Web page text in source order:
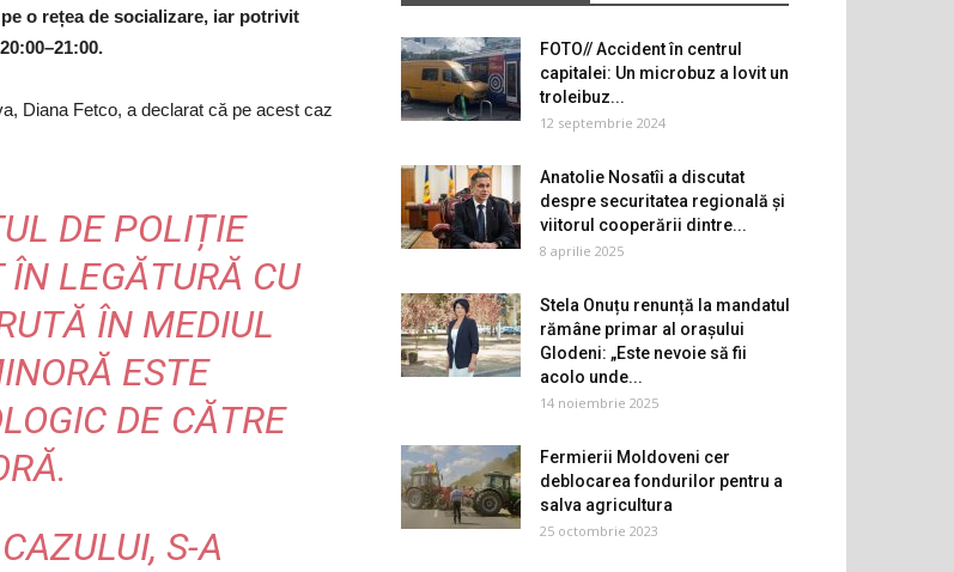
o rețea de socializare, iar potrivit
Diana Fetco, a declarat că pe acest caz
DE POLIȚIE
LEGĂTURĂ CU
ÎN MEDIUL
ESTE
DE CĂTRE
S-A
FOTO// Accident în centrul
capitalei: Un microbuz a lovit un
troleibuz...
12 septembrie 2024
Anatolie Nosatîi a discutat
despre securitatea regională și
viitorul cooperării dintre...
8 aprilie 2025
Stela Onuțu renunță la mandatul de deputat pentru a
rămâne primar al orașului
Glodeni: „Este nevoie să fii
acolo unde...
14 noiembrie 2025
Fermierii Moldoveni cer
deblocarea fondurilor pentru a
salva agricultura
25 octombrie 2023